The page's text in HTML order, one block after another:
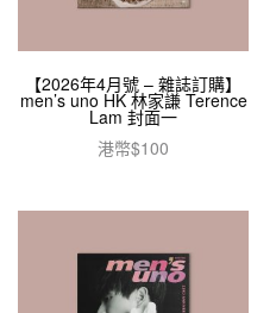
【2026年4月號 – 雜誌訂購】
men’s uno HK 林家謙 Terence
Lam 封面一
港幣$100